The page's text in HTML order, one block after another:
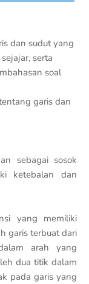
dan sudut yang
serta
soal
garis dan
sebagai sosok
ketebalan dan
yang memiliki
garis terbuat dari
arah yang
dua titik dalam
pada garis yang